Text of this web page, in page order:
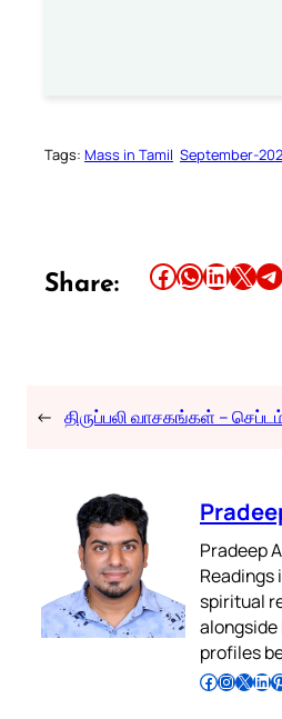
Tags: Mass in Tamil September-
Share: Share this article on Facebook Share this article on WhatsApp Share this article on LinkedIn Share this article on X Share this article on Telegram
← திருப்பலி வாசகங்கள் –
Pradeep
Readings
spiritual
profiles
Follow Pradeep on Facebook Follow Pradeep on InstagramFollow Pradeep on X Follow Pradeep on LinkedIn Follow Pradeep on Pinterest